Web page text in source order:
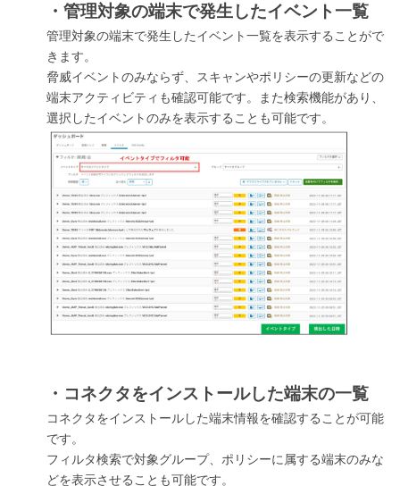
・管理対象の端末で発生したイベント一覧
管理対象の端末で発生したイベント一覧を表示することがで
きます。
脅威イベントのみならず、スキャンやポリシーの更新などの
端末アクティビティも確認可能です。また検索機能があり、
選択したイベントのみを表示することも可能です。
・コネクタをインストールした端末の一覧
コネクタをインストールした端末情報を確認することが可能
です。
フィルタ検索で対象グループ、ポリシーに属する端末のみな
どを表示させることも可能です。